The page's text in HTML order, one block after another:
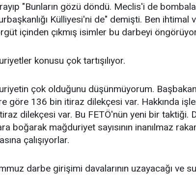
"Bunların gözü döndü. Meclis'i de
Külliyesi'ni de" demişti. Ben ihtimal
içinden çıkmış isimler bu darbeyi
konusu çok tartışılıyor.
çok olduğunu düşünmüyorum.
göre 136 bin itiraz dilekçesi var. Hakkında
dilekçesi var. Bu FETÖ'nün yeni bir taktiği.
boğarak mağduriyet sayısının inanılmaz
çalışıyorlar.
darbe girişimi davalarının uzayacağı ve